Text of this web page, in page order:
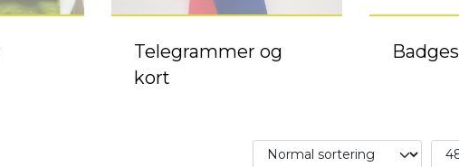
Telegrammer og
kort
Badges